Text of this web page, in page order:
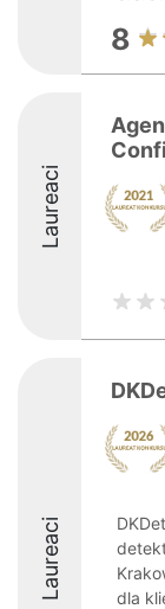
8
Laureaci
Laureaci
dla